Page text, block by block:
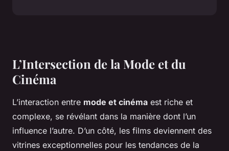
L’Intersection de la Mode et du
Cinéma
L’interaction entre mode et cinéma est riche et
complexe, se révélant dans la manière dont l’un
influence l’autre. D’un côté, les films deviennent des
vitrines exceptionnelles pour les tendances de la